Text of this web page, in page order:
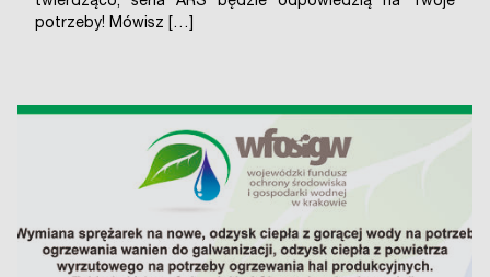
potrzeby! Mówisz […]